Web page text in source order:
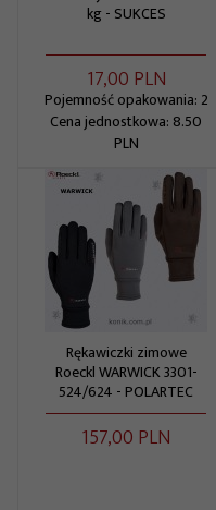
kg - SUKCES
17,00 PLN
Pojemność opakowania: 2
Cena jednostkowa: 8.50
PLN
Rękawiczki zimowe
Roeckl WARWICK 3301-
524/624 - POLARTEC
157,00 PLN